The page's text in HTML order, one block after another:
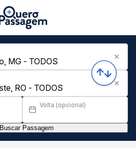
Volta (opcional)
Buscar Passagem